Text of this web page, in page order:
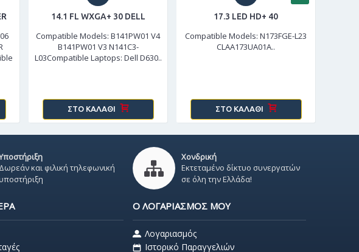
14.1 FL WXGA+ 30 DELL
Compatible Models: B141PW01 V4
B141PW01 V3 N141C3-
L03Compatible Laptops: Dell D630..
ΣΤΟ ΚΑΛΆΘΙ
17.3 LED HD+ 40
Compatible Models: N173FGE-L23
CLAA173UA01A..
ΣΤΟ ΚΑΛΆΘΙ
Δωρεάν και φιλική τηλεφωνική
Χονδρική
Εκτεταμένο δίκτυο συνεργατών
σε όλη την Ελλάδα!
Ο ΛΟΓΑΡΙΑΣΜΌΣ ΜΟΥ
Λογαριασμός
Ιστορικό Παραγγελιών